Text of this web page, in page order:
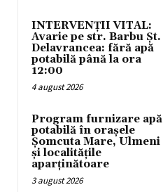
INTERVENȚII VITAL:
Avarie pe str. Barbu Șt.
Delavrancea: fără apă
potabilă până la ora
12:00
4 august 2026
Program furnizare apă
potabilă în orașele
Șomcuta Mare, Ulmeni
și localitățile
aparținătoare
3 august 2026